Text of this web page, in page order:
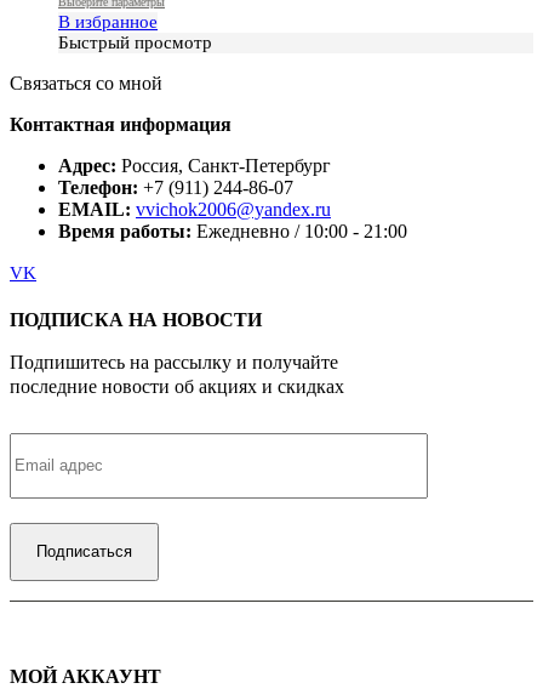
В избранное
Быстрый просмотр
Связаться со мной
Контактная информация
Адрес: Россия, Санкт-Петербург
Телефон: +7 (911) 244-86-07
EMAIL: vvichok2006@yandex.ru
Время работы: Ежедневно / 10:00 - 21:00
VK
ПОДПИСКА НА НОВОСТИ
Подпишитесь на рассылку и получайте
последние новости об акциях и скидках
МОЙ АККАУНТ